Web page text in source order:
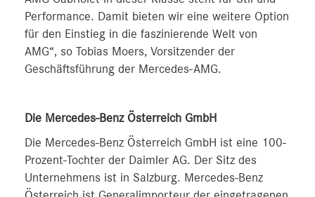
Performance. Damit bieten wir eine weitere Option
für den Einstieg in die faszinierende Welt von
AMG“, so Tobias Moers, Vorsitzender der
Geschäftsführung der Mercedes-AMG.
Die Mercedes-Benz Österreich GmbH
Die Mercedes-Benz Österreich GmbH ist eine 100-
Prozent-Tochter der Daimler AG. Der Sitz des
Unternehmens ist in Salzburg. Mercedes-Benz